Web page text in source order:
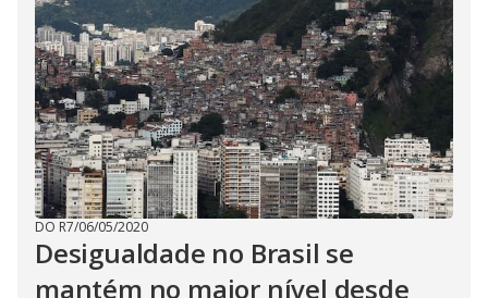
DO R7/06/05/2020
Desigualdade no Brasil se
mantém no maior nível desde